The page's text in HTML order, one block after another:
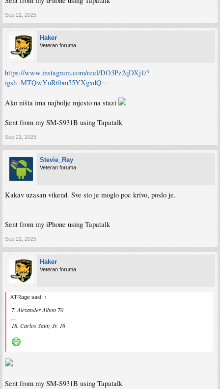
Sep 21, 2025
Haker
Veteran foruma
https://www.instagram.com/reel/DO3Pz2qDXj1/?
igsh=MTQwYnR6bm55YXgxdQ==
Ako ništa ima najbolje mjesto na stazi
Sent from my SM-S931B using Tapatalk
Sep 21, 2025
Stevie_Ray
Veteran foruma
Kakav uzasan vikend. Sve sto je moglo poc krivo, poslo je.
Sent from my iPhone using Tapatalk
Sep 21, 2025
Haker
Veteran foruma
XTRage said: ↑
7. Alexander Albon 70
...
18. Carlos Sainz Jr. 16
Sent from my SM-S931B using Tapatalk